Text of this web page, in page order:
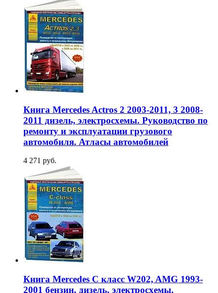
Книга Mercedes Actros 2 2003-2011, 3 2008-
2011 дизель, электросхемы. Руководство по
ремонту и эксплуатации грузового
автомобиля. Атласы автомобилей
4 271 руб.
Книга Mercedes C класс W202, AMG 1993-
2001 бензин, дизель, электросхемы.